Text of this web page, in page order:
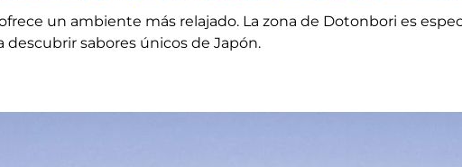
un ambiente más relajado. La zona de Dotonbori es
descubrir sabores únicos de Japón.